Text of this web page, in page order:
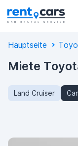
Hauptseite
Miete
Land Cruiser